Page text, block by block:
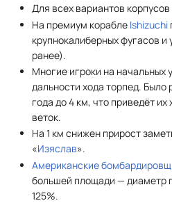
Для всех вариантов корпусов
На премиум корабле Ishizuchi
крупнокалиберных фугасов и
ранее).
Многие игроки на начальных
дальности хода торпед. Было
года до 4 км, что приведёт
веток.
На 1 км снижен прирост
«Изяслав».
Американские
большей площади — диаметр
125%.